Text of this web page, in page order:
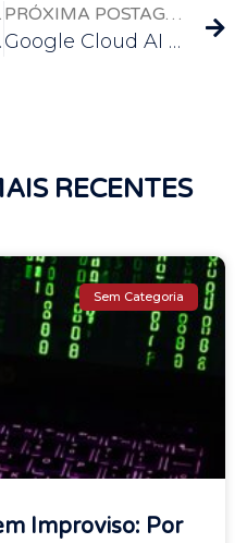
PRÓXIMA POSTAGEM
Google Cloud AI – Democratizando o Acesso à Inteligência Artificial
RECENTES
Sem Categoria
Improviso: Por